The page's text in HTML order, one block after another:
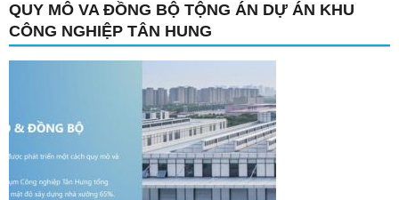
QUY MÔ VA ĐỒNG BỘ TỘNG ÁN DỰ ÁN KHU
CÔNG NGHIỆP TÂN HUNG